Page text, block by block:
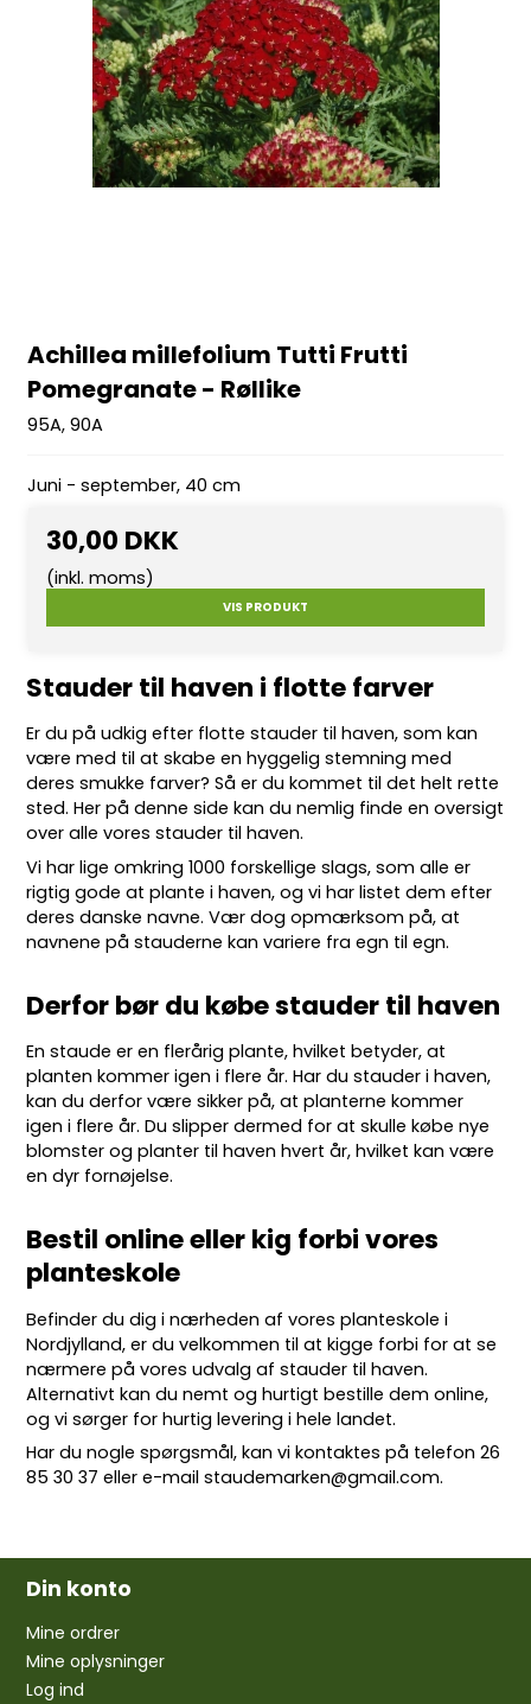
Achillea millefolium Tutti Frutti
Pomegranate - Røllike
95A, 90A
Juni - september, 40 cm
30,00 DKK
(inkl. moms)
VIS PRODUKT
Stauder til haven i flotte farver
Er du på udkig efter flottestauder til haven, som kan
være med til at skabe en hyggelig stemning med
deres smukke farver? Så er du kommet til det helt rette
sted. Her på denne side kan du nemlig finde en oversigt
over alle vores stauder til haven.
Vi har lige omkring 1000 forskellige slags, som alle er
rigtig gode at plante i haven, og vi har listet dem efter
deres danske navne. Vær dog opmærksom på, at
navnene på stauderne kan variere fra egn til egn.
Derfor bør du købe stauder til haven
En staude er en flerårig plante, hvilket betyder, at
planten kommer igen i flere år. Har du stauder i haven,
kan du derfor være sikker på, at planterne kommer
igen i flere år. Du slipper dermed for at skulle købe nye
blomster og planter til haven hvert år, hvilket kan være
en dyr fornøjelse.
Bestil online eller kig forbi vores
planteskole
Befinder du dig i nærheden af vores planteskole i
Nordjylland, er du velkommen til at kigge forbi for at se
nærmere på vores udvalg af stauder til haven.
Alternativt kan du nemt og hurtigt bestille dem online,
og vi sørger for hurtig levering i hele landet.
Har du nogle spørgsmål, kan vi kontaktes på telefon26
85 30 37 eller e-mailstaudemarken@gmail.com.
Din konto
Mine ordrer
Mine oplysninger
Log ind